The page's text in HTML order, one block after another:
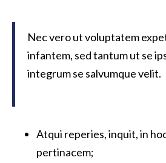
Nec vero ut voluptatem
infantem, sed tantum ut se
integrum se salvumque velit.
Atqui reperies, inquit, in
pertinacem;